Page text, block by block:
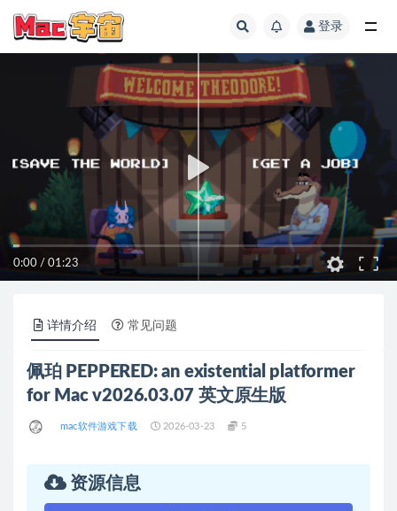
登录
0:00 / 01:23
详情介绍 常见问题
佩珀 PEPPERED: an existential platformer
for Mac v2026.03.07 英文原生版
mac软件游戏下载 2026-03-23 5
资源信息